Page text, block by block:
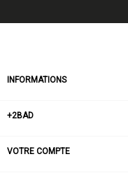
INFORMATIONS
+2BAD
VOTRE COMPTE